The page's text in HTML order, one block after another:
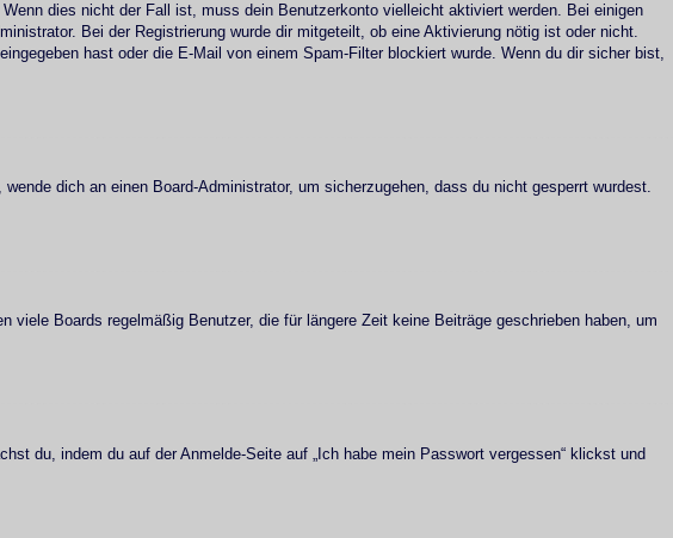
dies nicht der Fall ist, muss dein Benutzerkonto vielleicht aktiviert werden. Bei einigen
Bei der Registrierung wurde dir mitgeteilt, ob eine Aktivierung nötig ist oder nicht.
hast oder die E-Mail von einem Spam-Filter blockiert wurde. Wenn du dir sicher bist,
dich an einen Board-Administrator, um sicherzugehen, dass du nicht gesperrt wurdest.
Boards regelmäßig Benutzer, die für längere Zeit keine Beiträge geschrieben haben, um
du, indem du auf der Anmelde-Seite auf „Ich habe mein Passwort vergessen“ klickst und